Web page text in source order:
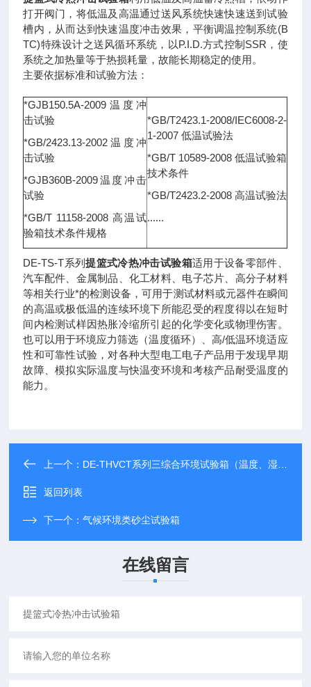
打开阀门，将低温及高温通过送风系统快速快速送到试验
槽内，从而达到快速温度冲击效果，平衡调温控制系统(B
TC)特殊设计之送风循环系统，以P.I.D.方式控制SSR，使
系统之加热量等于热损耗量，故能长期稳定的使用。
主要依据标准和试验方法：
*GJB150.5A-2009温度冲
击试验
*GB/2423.13-2002温度冲
击试验
*GJB360B-2009温度冲击
试验
*GB/T 11158-2008 高温试
验箱技术条件规格
*GB/T2423.1-2008/IEC6008-2-
1-2007 低温试验法
*GB/T 10589-2008 低温试验箱
技术条件
*GB/T2423.2-2008 高温试验法
......
DE-TS-T系列提篮式冷热冲击试验箱适用于设备零部件、
汽车配件、金属制品、化工材料、电子芯片、高分子材料
等相关行业*的检测设备，可用于测试材料或元器件在瞬间
的高温或极低温的连续环境下所能忍受的程度得以在短时
间内检测试样因热胀冷缩所引起的化学变化或物理伤害。
也可以用于环境应力筛选（温度循环）、高/低温环境适应
性和可靠性试验，对各种大型电工电子产品用于发现早期
故障、模拟实际温度与快温变环境和考核产品耐受温度的
能力。
上一个： DE-THVCT系列三综合环境试验箱（温度、湿度、振动）
返回列表
下一个：气候环境类砂尘试验箱
在线留言